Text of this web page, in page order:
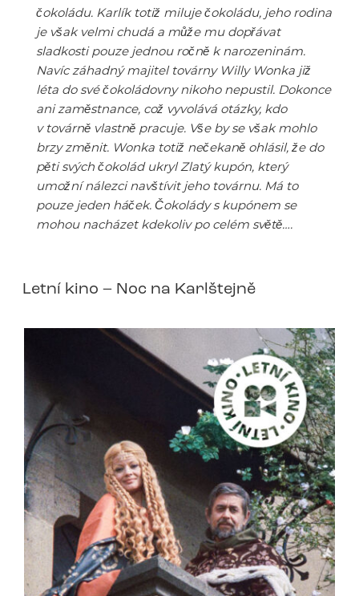
čokoládu. Karlík totiž miluje čokoládu, jeho rodina
je však velmi chudá a může mu dopřávat
sladkosti pouze jednou ročně k narozeninám.
Navíc záhadný majitel továrny Willy Wonka již
léta do své čokoládovny nikoho nepustil. Dokonce
ani zaměstnance, což vyvolává otázky, kdo
v továrně vlastně pracuje. Vše by se však mohlo
brzy změnit. Wonka totiž nečekaně ohlásil, že do
pěti svých čokolád ukryl Zlatý kupón, který
umožní nálezci navštívit jeho továrnu. Má to
pouze jeden háček. Čokolády s kupónem se
mohou nacházet kdekoliv po celém světě….
Letní kino – Noc na Karlštejně